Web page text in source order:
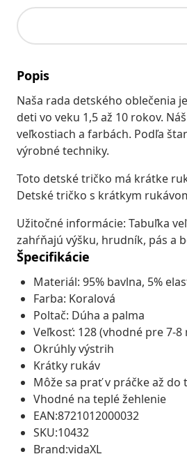
Popis
Naša rada detského oblečenia
deti vo veku 1,5 až 10 rokov.
veľkostiach a farbách. Podľa
výrobné techniky.
Toto detské tričko má krátke
Detské tričko s krátkym
Užitočné informácie: Tabuľka
zahŕňajú výšku, hrudník, pás a
Špecifikácie
Materiál: 95% bavlna, 5%
Farba: Koralová
Poltač: Dúha a palma
Veľkosť: 128 (vhodné pre 7-8
Okrúhly výstrih
Krátky rukáv
Môže sa prať v práčke až do
Vhodné na teplé žehlenie
EAN:8721012000032
SKU:10432
Brand:vidaXL